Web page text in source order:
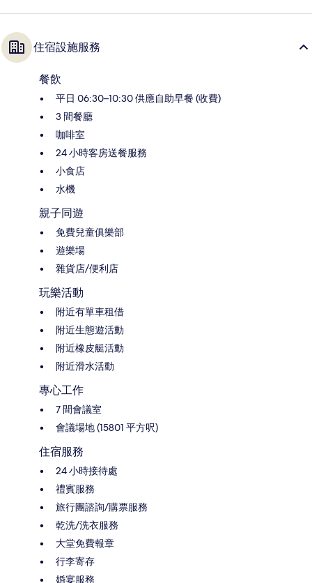
住宿設施服務
餐飲
平日 06:30–10:30 供應自助早餐 (收費)
3 間餐廳
咖啡室
24 小時客房送餐服務
小食店
水機
親子同遊
免費兒童俱樂部
遊樂場
雜貨店/便利店
玩樂活動
附近有單車租借
附近生態遊活動
附近橡皮艇活動
附近滑水活動
專心工作
7 間會議室
會議場地 (15801 平方呎)
住宿服務
24 小時接待處
禮賓服務
旅行團諮詢/購票服務
乾洗/洗衣服務
大堂免費報章
行李寄存
婚宴服務